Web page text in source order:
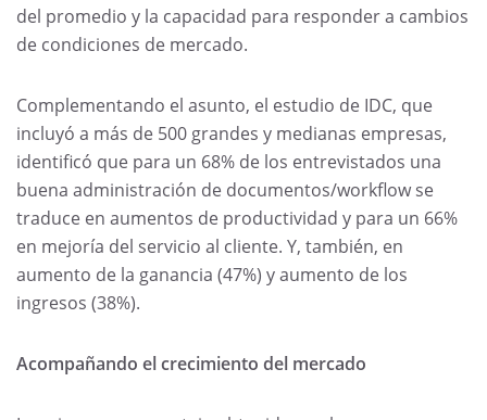
del promedio y la capacidad para responder a cambios
de condiciones de mercado.
Complementando el asunto, el estudio de IDC, que
incluyó a más de 500 grandes y medianas empresas,
identificó que para un 68% de los entrevistados una
buena administración de documentos/workflow se
traduce en aumentos de productividad y para un 66%
en mejoría del servicio al cliente. Y, también, en
aumento de la ganancia (47%) y aumento de los
ingresos (38%).
Acompañando el crecimiento del mercado